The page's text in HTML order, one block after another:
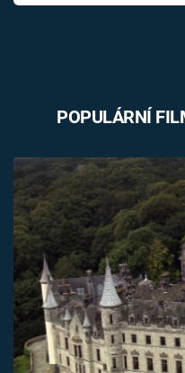
POPULÁRNÍ